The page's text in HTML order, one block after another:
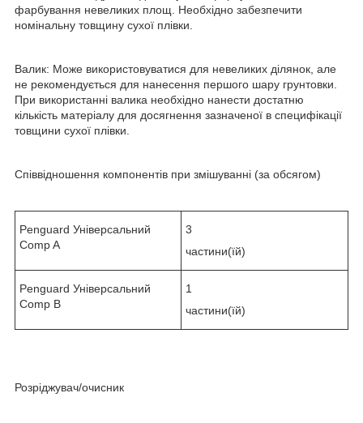
фарбування невеликих площ. Необхідно забезпечити
номінальну товщину сухої плівки.
Валик: Може використовуватися для невеликих ділянок, але
не рекомендується для нанесення першого шару грунтовки.
При використанні валика необхідно нанести достатню
кількість матеріалу для досягнення зазначеної в специфікації
товщини сухої плівки.
Співвідношення компонентів при змішуванні (за обсягом)
Penguard Універсальний
Comp A
3
частини(їй)
Penguard Універсальний
Comp B
1
частини(їй)
Розріджувач/очисник